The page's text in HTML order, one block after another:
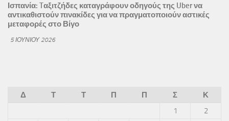
Ισπανία: Tαξιτζήδες καταγράφουν οδηγούς της Uber να
αντικαθιστούν πινακίδες για να πραγματοποιούν αστικές
μεταφορές στο Βίγο
5 ΙΟΥΝΊΟΥ 2026
Δ Τ Τ Π Π Σ
Κ
1
2